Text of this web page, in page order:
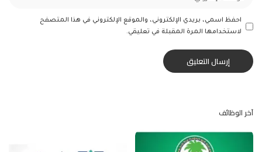
احفظ اسمي، بريدي الإلكتروني، والموقع الإلكتروني في هذا المتصفح
لاستخدامها المرة المقبلة في تعليقي.
آخر الوظائف